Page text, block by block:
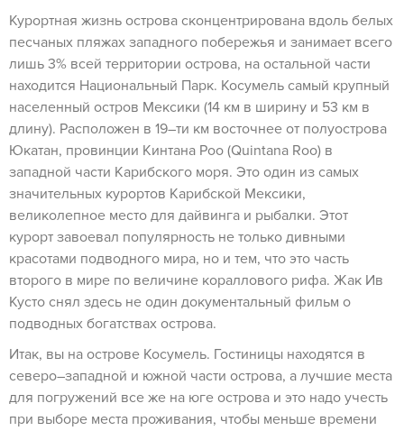
Курортная жизнь острова сконцентрирована вдоль белых
песчаных пляжах западного побережья и занимает всего
лишь 3% всей территории острова, на остальной части
находится Национальный Парк. Косумель самый крупный
населенный остров Мексики (14 км в ширину и 53 км в
длину). Расположен в 19–ти км восточнее от полуострова
Юкатан, провинции Кинтана Роо (Quintana Roo) в
западной части Карибского моря. Это один из самых
значительных курортов Карибской Мексики,
великолепное место для дайвинга и рыбалки. Этот
курорт завоевал популярность не только дивными
красотами подводного мира, но и тем, что это часть
второго в мире по величине кораллового рифа. Жак Ив
Кусто снял здесь не один документальный фильм о
подводных богатствах острова.
Итак, вы на острове Косумель. Гостиницы находятся в
северо–западной и южной части острова, а лучшие места
для погружений все же на юге острова и это надо учесть
при выборе места проживания, чтобы меньше времени